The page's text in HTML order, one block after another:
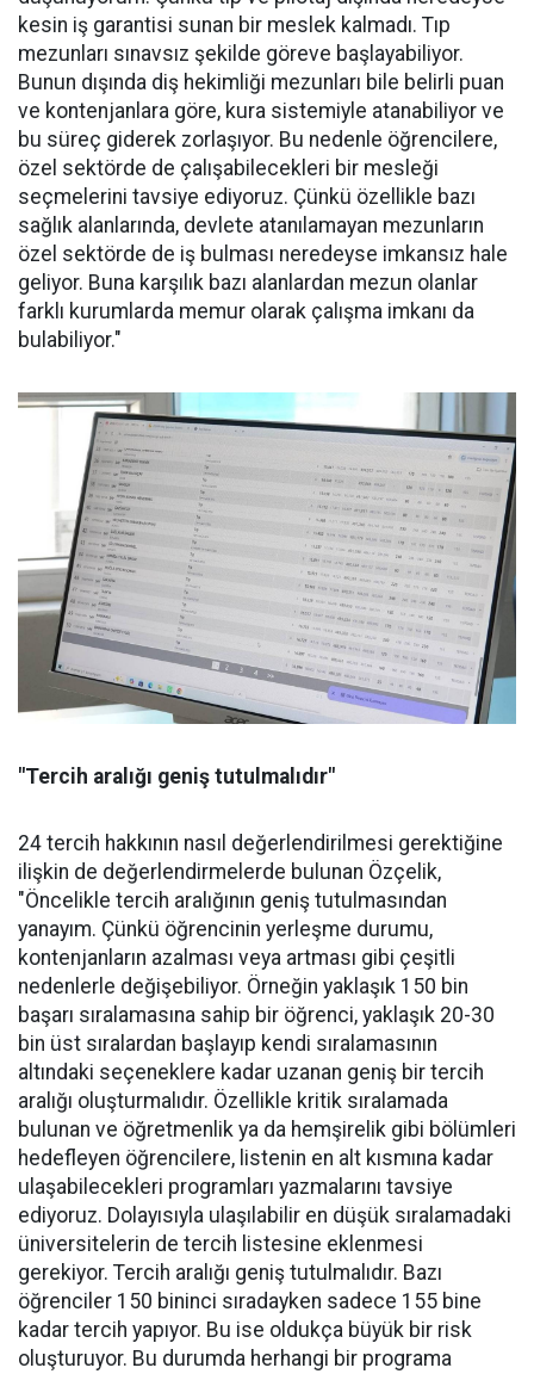
kesin iş garantisi sunan bir meslek kalmadı. Tıp
mezunları sınavsız şekilde göreve başlayabiliyor.
Bunun dışında diş hekimliği mezunları bile belirli puan
ve kontenjanlara göre, kura sistemiyle atanabiliyor ve
bu süreç giderek zorlaşıyor. Bu nedenle öğrencilere,
özel sektörde de çalışabilecekleri bir mesleği
seçmelerini tavsiye ediyoruz. Çünkü özellikle bazı
sağlık alanlarında, devlete atanılamayan mezunların
özel sektörde de iş bulması neredeyse imkansız hale
geliyor. Buna karşılık bazı alanlardan mezun olanlar
farklı kurumlarda memur olarak çalışma imkanı da
bulabiliyor."
"Tercih aralığı geniş tutulmalıdır"
24 tercih hakkının nasıl değerlendirilmesi gerektiğine
ilişkin de değerlendirmelerde bulunan Özçelik,
"Öncelikle tercih aralığının geniş tutulmasından
yanayım. Çünkü öğrencinin yerleşme durumu,
kontenjanların azalması veya artması gibi çeşitli
nedenlerle değişebiliyor. Örneğin yaklaşık 150 bin
başarı sıralamasına sahip bir öğrenci, yaklaşık 20-30
bin üst sıralardan başlayıp kendi sıralamasının
altındaki seçeneklere kadar uzanan geniş bir tercih
aralığı oluşturmalıdır. Özellikle kritik sıralamada
bulunan ve öğretmenlik ya da hemşirelik gibi bölümleri
hedefleyen öğrencilere, listenin en alt kısmına kadar
ulaşabilecekleri programları yazmalarını tavsiye
ediyoruz. Dolayısıyla ulaşılabilir en düşük sıralamadaki
üniversitelerin de tercih listesine eklenmesi
gerekiyor. Tercih aralığı geniş tutulmalıdır. Bazı
öğrenciler 150 bininci sıradayken sadece 155 bine
kadar tercih yapıyor. Bu ise oldukça büyük bir risk
oluşturuyor. Bu durumda herhangi bir programa